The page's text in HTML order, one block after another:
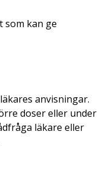
som kan ge
anvisningar.
doser eller under
läkare eller